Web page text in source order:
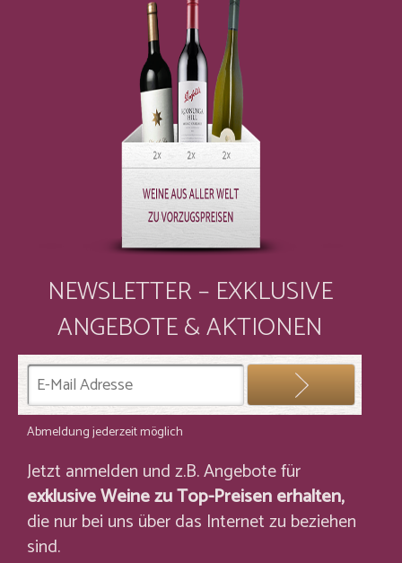
NEWSLETTER – EXKLUSIVE
ANGEBOTE & AKTIONEN
Abmeldung jederzeit möglich
Jetzt anmelden und z.B. Angebote für
exklusive Weine zu Top-Preisen erhalten,
die nur bei uns über das Internet zu beziehen
sind.